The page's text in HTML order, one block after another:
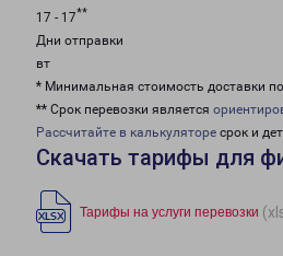
17 - 17**
Дни отправки
вт
* Минимальная стоимость доставки
** Срок перевозки является
Рассчитайте в калькуляторе срок и
Скачать тарифы для
Тарифы на услуги перевозки